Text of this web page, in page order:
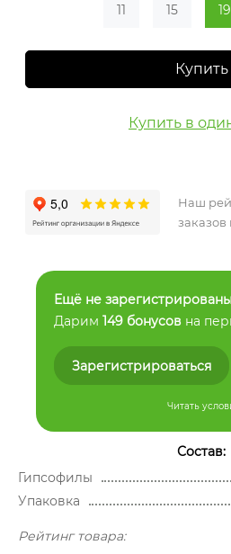
11 15 19
Купить
Купить в
Наш
Ещё не
Дарим 149 бонусов на
Зарегистрироваться
Читать
Состав:
Гипсофилы
Упаковка
Рейтинг товара: